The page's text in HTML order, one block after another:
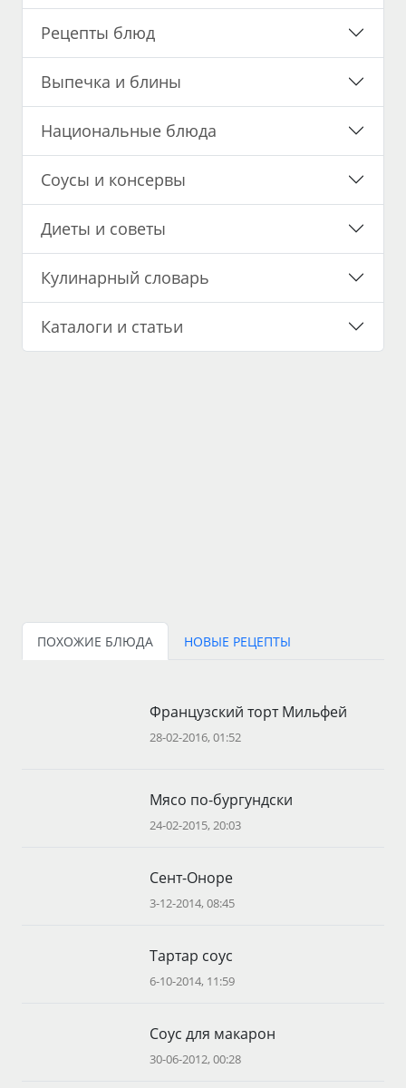
Рецепты блюд
Выпечка и блины
Национальные блюда
Соусы и консервы
Диеты и советы
Кулинарный словарь
Каталоги и статьи
ПОХОЖИЕ БЛЮДА НОВЫЕ РЕЦЕПТЫ
Французский торт Мильфей
28-02-2016, 01:52
Мясо по-бургундски
24-02-2015, 20:03
Сент-Оноре
3-12-2014, 08:45
Тартар соус
6-10-2014, 11:59
Соус для макарон
30-06-2012, 00:28